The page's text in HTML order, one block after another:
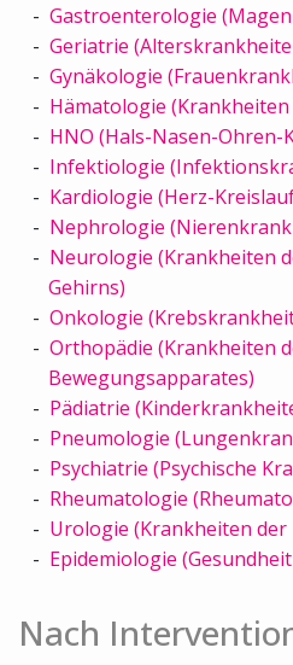
Gastroenterologie
Geriatrie
Gynäkologie
Hämatologie (Krankheiten
HNO (Hals-Nasen-Ohren-
Infektiologie
Kardiologie (Herz-
Nephrologie
Neurologie (Krankheiten
Gehirns)
Onkologie
Orthopädie (Krankheiten
Bewegungsapparates)
Pädiatrie
Pneumologie
Psychiatrie (Psychische
Rheumatologie
Urologie (Krankheiten
Epidemiologie
Nach